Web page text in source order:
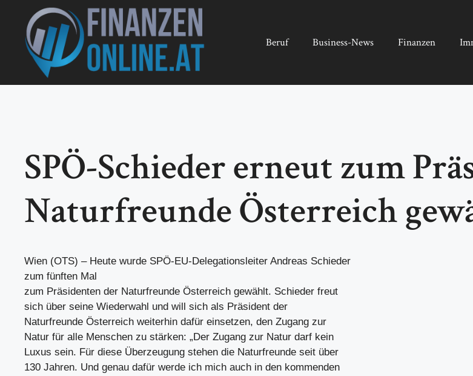
springen
Beruf Business-News Finanzen
SPÖ-Schieder erneut zum
Naturfreunde Österreich
Wien (OTS) – Heute wurde SPÖ-EU-Delegationsleiter Andreas Schieder
zum fünften Mal
zum Präsidenten der Naturfreunde Österreich gewählt. Schieder freut
sich über seine Wiederwahl und will sich als Präsident der
Naturfreunde Österreich weiterhin dafür einsetzen, den Zugang zur
Natur für alle Menschen zu stärken: „Der Zugang zur Natur darf kein
Luxus sein. Für diese Überzeugung stehen die Naturfreunde seit über
130 Jahren. Und genau dafür werde ich mich auch in den kommenden